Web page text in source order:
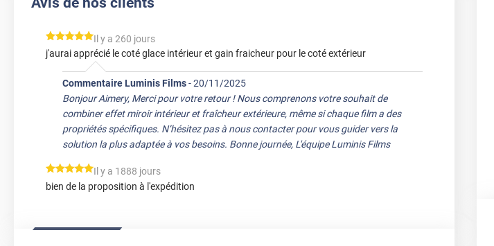
*****
Il y a 260 jours
j'aurai apprécié le coté glace intérieur et gain fraicheur pour le coté extérieur
Commentaire Luminis Films-20/11/2025
Bonjour Aimery, Merci pour votre retour ! Nous comprenons votre souhait de
combiner effet miroir intérieur et fraîcheur extérieure, même si chaque film a des
propriétés spécifiques. N’hésitez pas à nous contacter pour vous guider vers la
solution la plus adaptée à vos besoins. Bonne journée, L'équipe Luminis Films
*****
Il y a 1888 jours
bien de la proposition à l'expédition